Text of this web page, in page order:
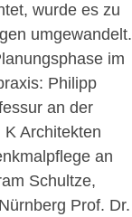
wurde es zu
umgewandelt.
im
Philipp
an der
Architekten
an
Schultze,
Prof. Dr.